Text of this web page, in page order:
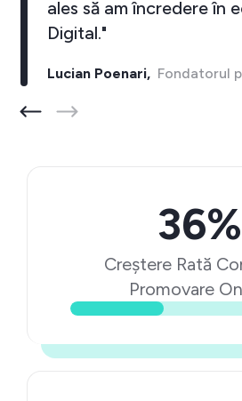
ales să am încredere în
Digital."
Lucian Poenari,Fondatorul
36%
Creștere Rată
Promovare